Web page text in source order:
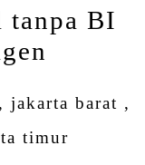
tanpa BI
jakarta barat ,
timur